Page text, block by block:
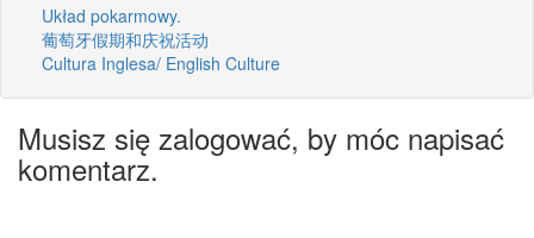
Układ pokarmowy.
葡萄牙假期和庆祝活动
Cultura Inglesa/ English Culture
Musisz się zalogować, by móc napisać
komentarz.